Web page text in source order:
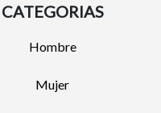
CATEGORIAS
Hombre
Mujer